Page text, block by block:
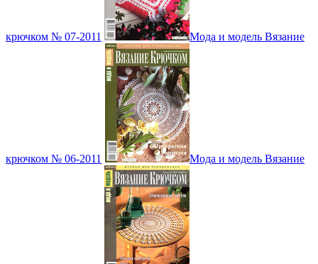
крючком № 07-2011 Мода и модель Вязание
крючком № 06-2011 Мода и модель Вязание